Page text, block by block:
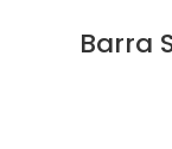
Barra